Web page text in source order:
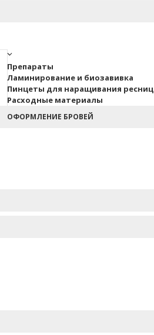
Препараты
Ламинирование и биозавивка
Пинцеты для наращивания ресниц
Расходные материалы
ОФОРМЛЕНИЕ БРОВЕЙ